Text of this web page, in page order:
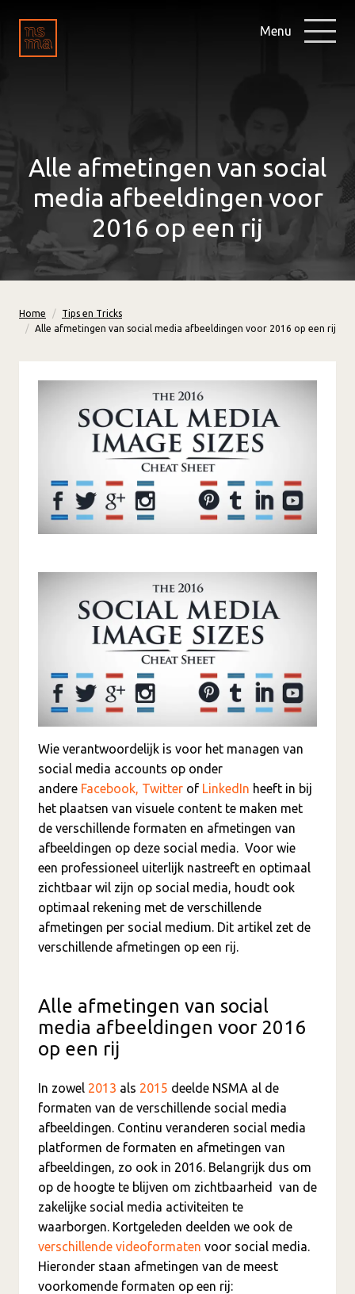
Menu
Alle afmetingen van social
media afbeeldingen voor
2016 op een rij
Home
Tips en Tricks
Alle afmetingen van social media afbeeldingen voor 2016 op een rij
Wie verantwoordelijk is voor het managen van
social media accounts op onder
andere Facebook, Twitter of LinkedIn heeft in bij
het plaatsen van visuele content te maken met
de verschillende formaten en afmetingen van
afbeeldingen op deze social media. Voor wie
een professioneel uiterlijk nastreeft en optimaal
zichtbaar wil zijn op social media, houdt ook
optimaal rekening met de verschillende
afmetingen per social medium. Dit artikel zet de
verschillende afmetingen op een rij.
Alle afmetingen van social
media afbeeldingen voor 2016
op een rij
In zowel 2013 als 2015 deelde NSMA al de
formaten van de verschillende social media
afbeeldingen. Continu veranderen social media
platformen de formaten en afmetingen van
afbeeldingen, zo ook in 2016. Belangrijk dus om
op de hoogte te blijven om zichtbaarheid van de
zakelijke social media activiteiten te
waarborgen. Kortgeleden deelden we ook de
verschillende videoformaten voor social media.
Hieronder staan afmetingen van de meest
voorkomende formaten op een rij: